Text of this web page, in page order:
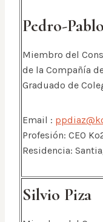
Pedro-
Miembro del
de la Compañía
Graduado de
Email :
Profesión: CEO
Residencia:
Silvio Piza